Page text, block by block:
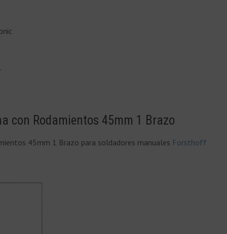
con Rodamientos 45mm 1 Brazo
45mm 1 Brazo para soldadores manuales Forsthoff